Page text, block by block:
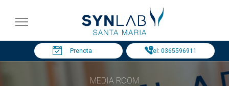
Prenota Tel: 0365596911
MEDIA ROOM